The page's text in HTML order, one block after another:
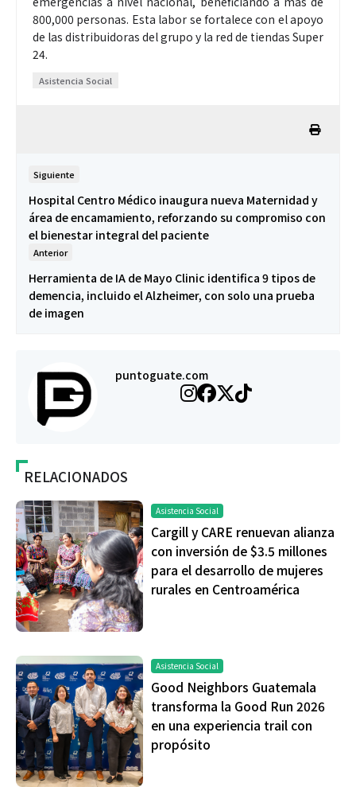
800,000 personas. Esta labor se fortalece con el apoyo
de las distribuidoras del grupo y la red de tiendas Super
24.
Asistencia Social
Siguiente
Hospital Centro Médico inaugura nueva Maternidad y
área de encamamiento, reforzando su compromiso con
el bienestar integral del paciente
Anterior
Herramienta de IA de Mayo Clinic identifica 9 tipos de
demencia, incluido el Alzheimer, con solo una prueba
de imagen
puntoguate.com
RELACIONADOS
Asistencia Social
Cargill y CARE renuevan alianza
con inversión de $3.5 millones
para el desarrollo de mujeres
rurales en Centroamérica
Asistencia Social
Good Neighbors Guatemala
transforma la Good Run 2026
en una experiencia trail con
propósito